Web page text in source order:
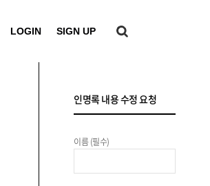
LOGIN SIGN UP
인명록 내용 수정 요청
이름 (필수)